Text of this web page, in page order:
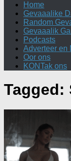
Home
Gevaaalike
Random
Gevaaalik
Podcasts
Adverteer en
Oor ons
KONTak ons
Tagged: